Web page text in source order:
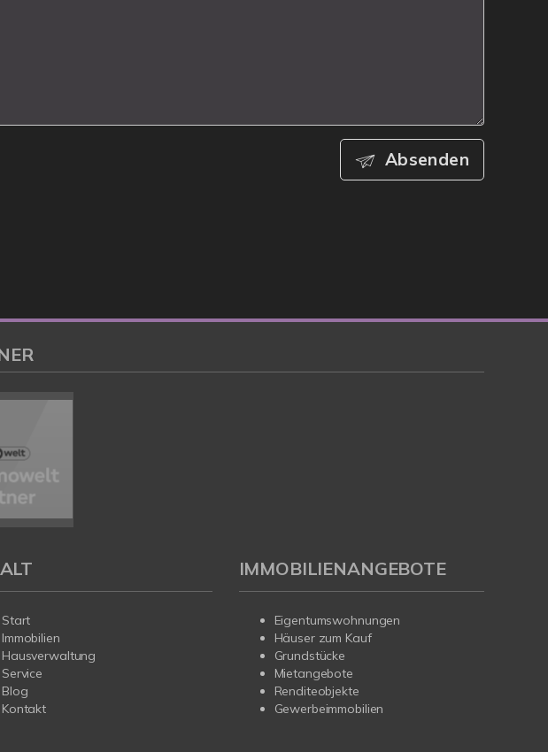
Absenden
Start
Immobilien
Hausverwaltung
Service
Blog
Kontakt
IMMOBILIENANGEBOTE
Eigentumswohnungen
Häuser zum Kauf
Grundstücke
Mietangebote
Renditeobjekte
Gewerbeimmobilien